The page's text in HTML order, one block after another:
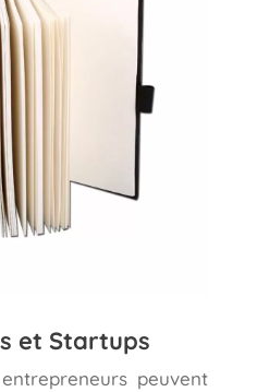
et Startups
peuvent